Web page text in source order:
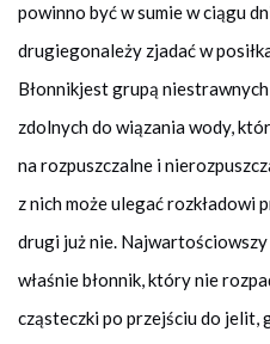
powinno być w sumie w ciągu
drugiegonależy zjadać w
Błonnikjest grupą
zdolnych do wiązania wody,
na rozpuszczalne i
z nich może ulegać
drugi już nie.
właśnie błonnik, który nie
cząsteczki po przejściu do